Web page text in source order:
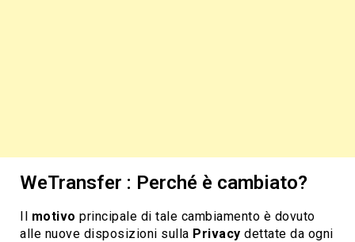
WeTransfer : Perché è cambiato?
Il motivo principale di tale cambiamento è dovuto
alle nuove disposizioni sulla Privacy dettate da ogni